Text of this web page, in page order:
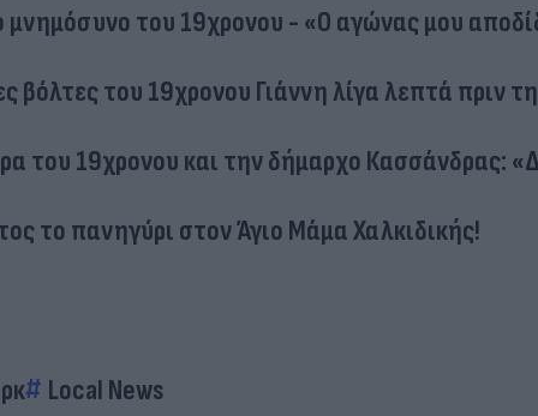
μνημόσυνο του 19χρονου - «Ο αγώνας μου
βόλτες του 19χρονου Γιάννη λίγα λεπτά πριν
του 19χρονου και την δήμαρχο Κασσάνδρας:
το πανηγύρι στον Άγιο Μάμα Χαλκιδικής!
Local News